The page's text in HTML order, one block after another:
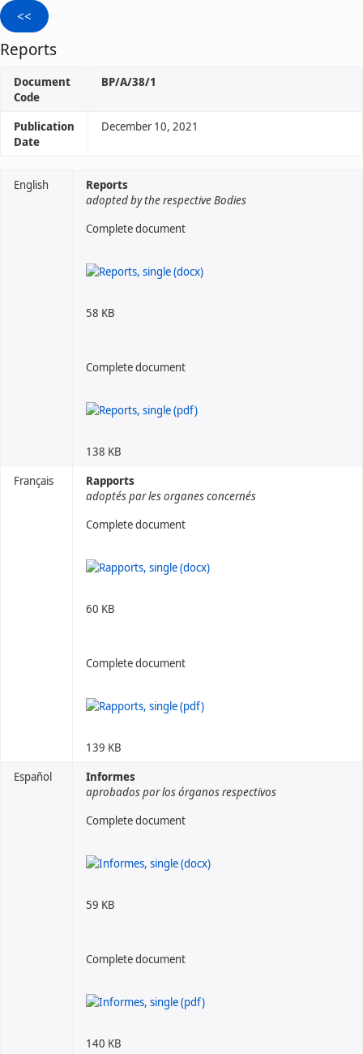
Reports
Document
Code
BP/A/38/1
Publication
Date
December 10, 2021
English
Reports
adopted by the respective Bodies
Complete document
58 KB
Complete document
138 KB
Français
Rapports
adoptés par les organes concernés
Complete document
60 KB
Complete document
139 KB
Español
Informes
aprobados por los órganos respectivos
Complete document
59 KB
Complete document
140 KB